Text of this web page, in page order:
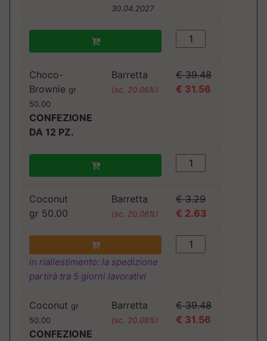
30.04.2027
Choco-
Brownie gr
50.00
CONFEZIONE
DA 12 PZ.
Barretta
(sc. 20.06%)
€ 39.48
€ 31.56
Coconut
gr 50.00
Barretta
(sc. 20.06%)
€ 3.29
€ 2.63
in riallestimento: la spedizione
partirà tra 5 giorni lavorativi
Coconut gr
50.00
CONFEZIONE
Barretta
(sc. 20.06%)
€ 39.48
€ 31.56